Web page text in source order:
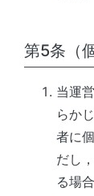
第5条（
当運
らか
者に
だし
る場